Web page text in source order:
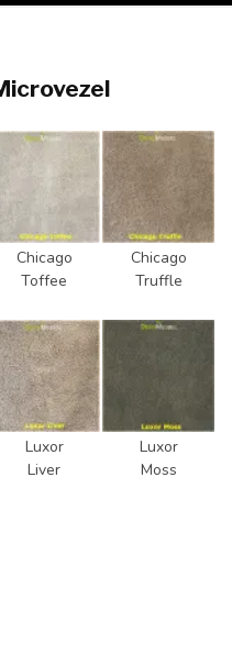
Chicago
Toffee
Chicago
Truffle
Luxor
Liver
Luxor
Moss